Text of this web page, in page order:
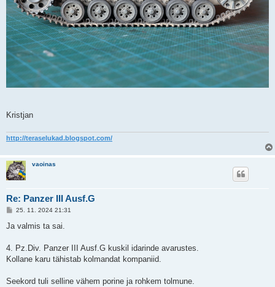
Kristjan
http://teraselukad.blogspot.com/
vaoinas
Re: Panzer III Ausf.G
P
s
s
25. 11. 2024 21:31
Ja valmis ta sai.
4. Pz.Div. Panzer III Ausf.G kuskil idarinde avarustes.
Kollane karu tähistab kolmandat kompaniid.
Seekord tuli selline vähem porine ja rohkem tolmune.